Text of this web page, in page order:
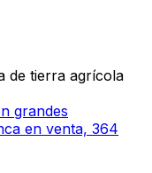
de tierra agrícola
grandes
en venta, 364